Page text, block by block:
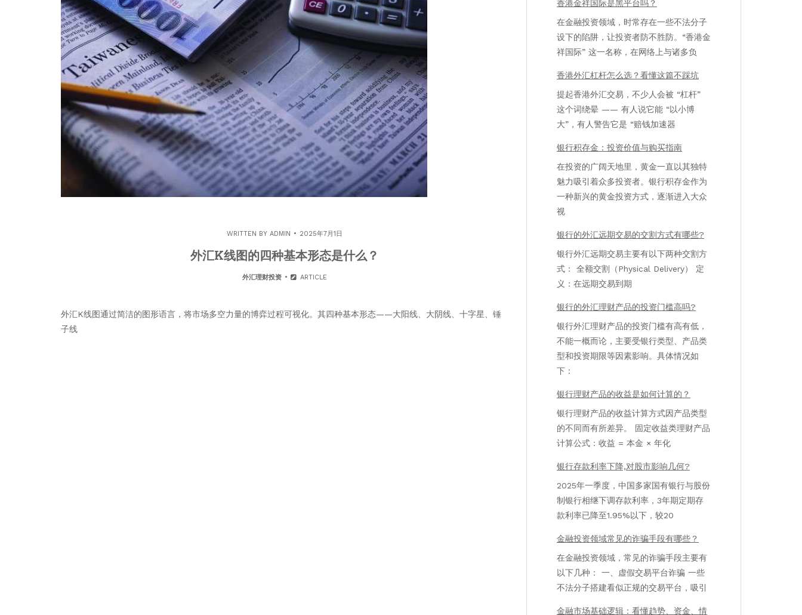
WRITTEN BY ADMIN 2025年7月1日
外汇K线图的四种基本形态是什么？
外汇理财投资 ARTICLE
外汇K线图通过简洁的图形语言，将市场多空力量的博弈过程可视化。其四种基本形态——大阳线、大阴线、十字星、锤
子线
香港金祥国际是黑平台吗？
在金融投资领域，时常存在一些不法分子
设下的陷阱，让投资者防不胜防。“香港金
祥国际” 这一名称，在网络上与诸多负
香港外汇杠杆怎么选？看懂这篇不踩坑
提起香港外汇交易，不少人会被 “杠杆”
这个词绕晕 —— 有人说它能 “以小博
大”，有人警告它是 “赔钱加速器
银行积存金：投资价值与购买指南
在投资的广阔天地里，黄金一直以其独特
魅力吸引着众多投资者。银行积存金作为
一种新兴的黄金投资方式，逐渐进入大众
视
银行的外汇远期交易的交割方式有哪些?
银行外汇远期交易主要有以下两种交割方
式： 全额交割（Physical Delivery） 定
义：在远期交易到期
银行的外汇理财产品的投资门槛高吗?
银行外汇理财产品的投资门槛有高有低，
不能一概而论，主要受银行类型、产品类
型和投资期限等因素影响。具体情况如
下：
银行理财产品的收益是如何计算的？
银行理财产品的收益计算方式因产品类型
的不同而有所差异。 固定收益类理财产品
计算公式：收益 = 本金 × 年化
银行存款利率下降,对股市影响几何?
2025年一季度，中国多家国有银行与股份
制银行相继下调存款利率，3年期定期存
款利率已降至1.95%以下，较20
金融投资领域常见的诈骗手段有哪些？
在金融投资领域，常见的诈骗手段主要有
以下几种： 一、虚假交易平台诈骗 一些
不法分子搭建看似正规的交易平台，吸引
金融市场基础逻辑：看懂趋势、资金、情